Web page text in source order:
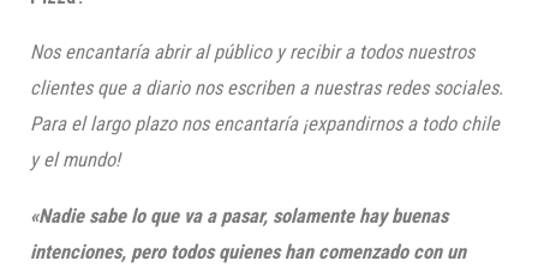
Nos encantaría abrir al público y recibir a todos nuestros
clientes que a diario nos escriben a nuestras redes sociales.
Para el largo plazo nos encantaría ¡expandirnos a todo chile
y el mundo!
«Nadie sabe lo que va a pasar, solamente hay buenas
intenciones, pero todos quienes han comenzado con un